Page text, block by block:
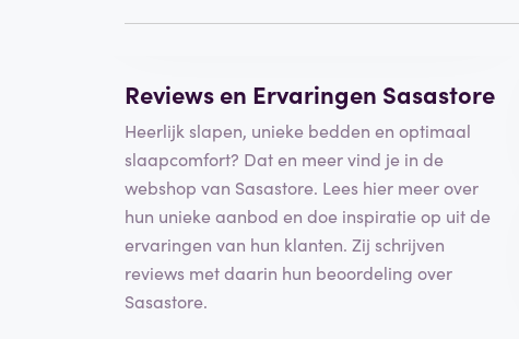
Reviews en Ervaringen Sasastore
Heerlijk slapen, unieke bedden en optimaal
slaapcomfort? Dat en meer vind je in de
webshop van Sasastore. Lees hier meer over
hun unieke aanbod en doe inspiratie op uit de
ervaringen van hun klanten. Zij schrijven
reviews met daarin hun beoordeling over
Sasastore.